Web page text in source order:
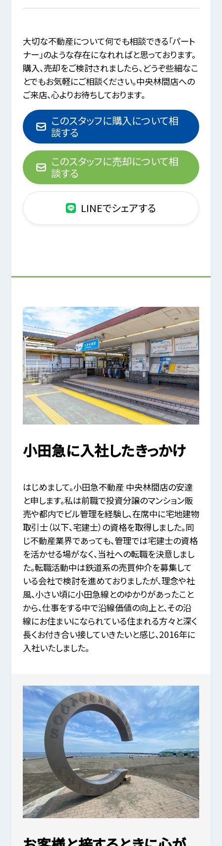
大切な不動産について何でも相談できる「パート
ナー」のような存在になれればと思っております。
購入、売却をご検討されましたら、どうぞ些細なこ
とでもお気軽にご相談ください。中央林間店への
ご来店、心よりお待ちしております。
このスタッフに購入について相
談する
このスタッフに売却について相
談する
LINEでシェアする
小田急に入社したきっかけ
はじめまして。小田急不動産 中央林間店の安達
と申します。私は前職で投資分譲のマンション販
売や都内でビル管理を経験し、在席中に宅地建物
取引士（以下、宅建士）の資格を取得しました。同
じ不動産業界であっても、管理では宅建士の資格
を活かせる場がなく、当社への転職を決意しまし
た。転職活動中は鉄道系の売買仲介を募集して
いる会社で検討を進めておりましたが、理念や社
風、小さい頃に小田急線とのゆかりがあったこと
から、仕事をする中で沿線価値の向上と、その沿
線にお住まいになられている住まれる方々と深く
長くお付き合い接していきたいと感じ、2016年に
入社いたしました。